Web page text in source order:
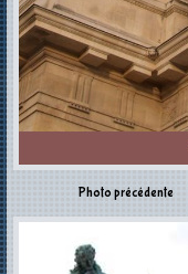
Photo précédente